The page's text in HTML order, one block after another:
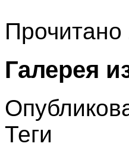
Прочитано
Галерея
Теги